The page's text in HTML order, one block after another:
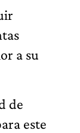
a su
de
este